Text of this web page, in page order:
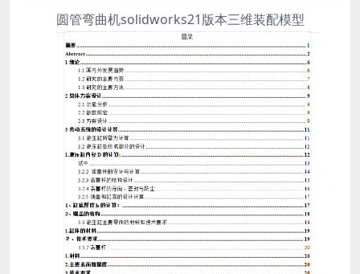
圆管弯曲机solidworks21版本三维装配模型